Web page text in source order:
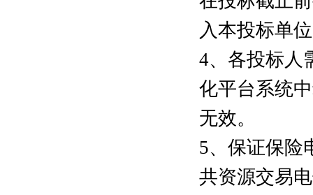
入本投标单
4、各投标人
化平台系统
无效。
5、保证保险
共资源交易